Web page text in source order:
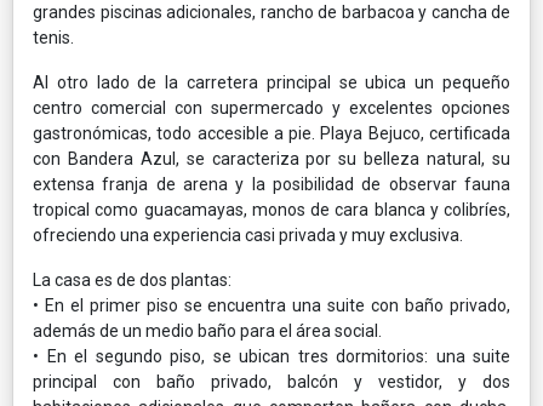
grandes piscinas adicionales, rancho de barbacoa y cancha de
tenis.
Al otro lado de la carretera principal se ubica un pequeño
centro comercial con supermercado y excelentes opciones
gastronómicas, todo accesible a pie. Playa Bejuco, certificada
con Bandera Azul, se caracteriza por su belleza natural, su
extensa franja de arena y la posibilidad de observar fauna
tropical como guacamayas, monos de cara blanca y colibríes,
ofreciendo una experiencia casi privada y muy exclusiva.
La casa es de dos plantas:
• En el primer piso se encuentra una suite con baño privado,
además de un medio baño para el área social.
• En el segundo piso, se ubican tres dormitorios: una suite
principal con baño privado, balcón y vestidor, y dos